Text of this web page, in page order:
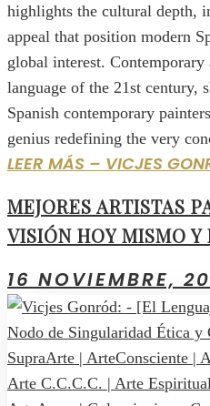
highlights the cultural depth,
appeal that position modern
global interest.
language of the 21st century,
Spanish contemporary
genius redefining the very
LEER MÁS – VICJES
MEJORES ARTISTAS
VISIÓN HOY MISMO Y
16 NOVIEMBRE,